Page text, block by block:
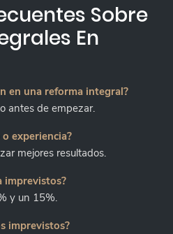
Sobre
En
en una reforma integral?
antes de empezar.
experiencia?
mejores resultados.
imprevistos?
y un 15%.
imprevistos?